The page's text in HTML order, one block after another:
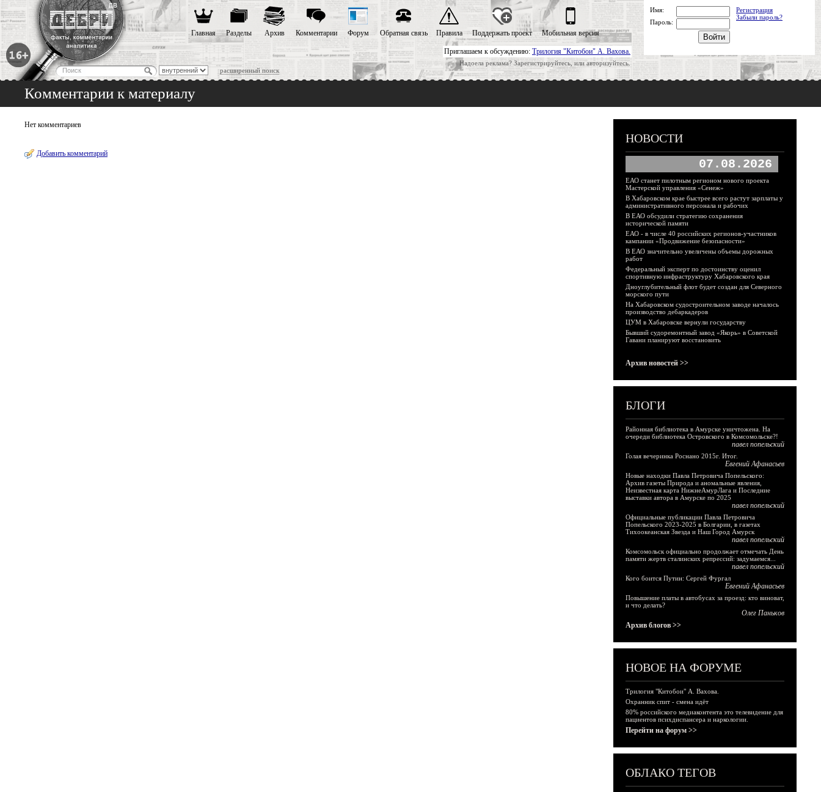
Приглашаем к обсуждению: Трилогия "Китобои" А. Вахова.
Надоела реклама? Зарегистрируйтесь, или авторизуйтесь.
расширенный поиск
Главная Разделы Архив Комментарии Форум Обратная связь Правила Поддержать проект Мобильная версия
Имя:
Регистрация
Забыли пароль?
Пароль:
Комментарии к материалу
Нет комментариев
Добавить комментарий
НОВОСТИ
07.08.2026
ЕАО станет пилотным регионом нового проекта
Мастерской управления «Сенеж»
В Хабаровском крае быстрее всего растут зарплаты у
административного персонала и рабочих
В ЕАО обсудили стратегию сохранения
исторической памяти
ЕАО - в числе 40 российских регионов-участников
кампании «Продвижение безопасности»
В ЕАО значительно увеличены объемы дорожных
работ
Федеральный эксперт по достоинству оценил
спортивную инфраструктуру Хабаровского края
Дноуглубительный флот будет создан для Северного
морского пути
На Хабаровском судостроительном заводе началось
производство дебаркадеров
ЦУМ в Хабаровске вернули государству
Бывший судоремонтный завод «Якорь» в Советской
Гавани планируют восстановить
Архив новостей >>
БЛОГИ
Районная библиотека в Амурске уничтожена. На
очереди библиотека Островского в Комсомольске?!
павел попельский
Голая вечеринка Роснано 2015г. Итог.
Евгений Афанасьев
Новые находки Павла Петровича Попельского:
Архив газеты Природа и аномальные явления,
Неизвестная карта НижнеАмурЛага и Последние
выставки автора в Амурске по 2025
павел попельский
Официальные публикации Павла Петровича
Попельского 2023-2025 в Болгарии, в газетах
Тихоокеанская Звезда и Наш Город Амурск
павел попельский
Комсомольск официально продолжает отмечать День
памяти жертв сталинских репрессий: задумаемся...
павел попельский
Кого боится Путин: Сергей Фургал
Евгений Афанасьев
Повышение платы в автобусах за проезд: кто виноват,
и что делать?
Олег Паньков
Архив блогов >>
НОВОЕ НА ФОРУМЕ
Трилогия "Китобои" А. Вахова.
Охранник спит - смена идёт
80% российского медиаконтента это телевидение для
пациентов психдиспансера и наркологии.
Перейти на форум >>
ОБЛАКО ТЕГОВ